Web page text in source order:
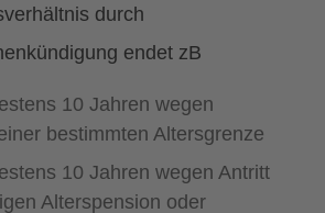
durch
endet zB
10 Jahren wegen
bestimmten Altersgrenze
10 Jahren wegen Antritt
Alterspension oder